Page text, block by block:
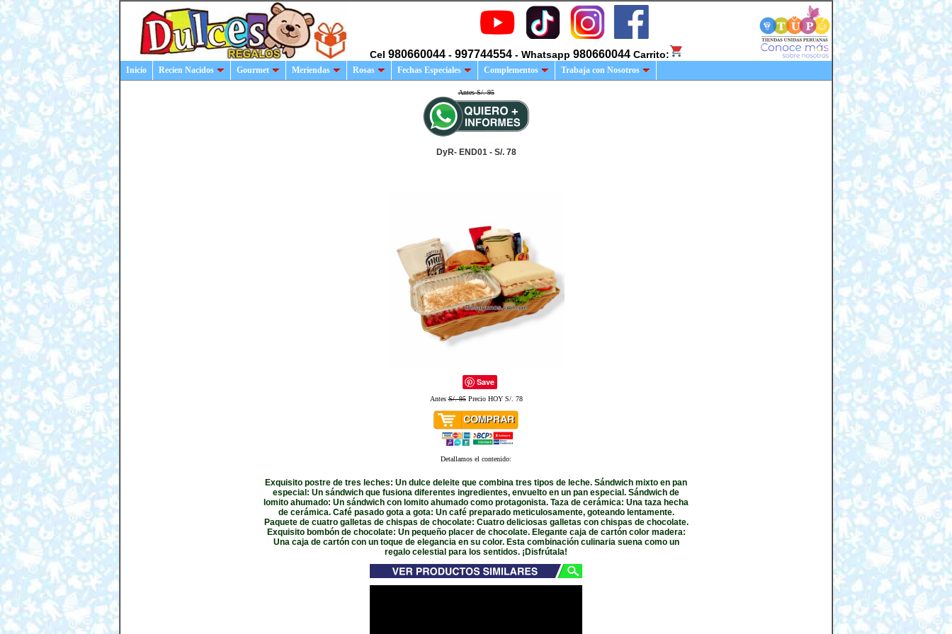
Cel 980660044 - 997744554 - Whatsapp 980660044 Carrito:
Inicio Recien Nacidos Gourmet Meriendas Rosas Fechas Especiales Complementos Trabaja con Nosotros
Antes S/. 95
DyR- END01 - S/. 78
Save
AntesS/. 95Precio HOY S/. 78
Detallamos el contenido:
Exquisito postre de tres leches: Un dulce deleite que combina tres tipos de leche. Sándwich mixto en pan
especial: Un sándwich que fusiona diferentes ingredientes, envuelto en un pan especial. Sándwich de
lomito ahumado: Un sándwich con lomito ahumado como protagonista. Taza de cerámica: Una taza hecha
de cerámica. Café pasado gota a gota: Un café preparado meticulosamente, goteando lentamente.
Paquete de cuatro galletas de chispas de chocolate: Cuatro deliciosas galletas con chispas de chocolate.
Exquisito bombón de chocolate: Un pequeño placer de chocolate. Elegante caja de cartón color madera:
Una caja de cartón con un toque de elegancia en su color. Esta combinación culinaria suena como un
regalo celestial para los sentidos. ¡Disfrútala!